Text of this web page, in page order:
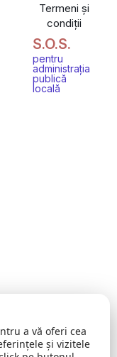
Termeni și
condiții
S.O.S.
pentru
administrația
publică
locală
a vă oferi cea
și vizitele